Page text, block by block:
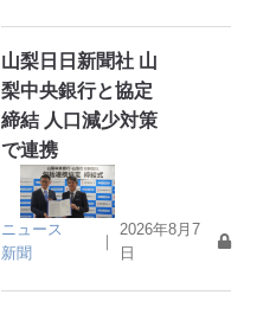
山梨日日新聞社 山
梨中央銀行と協定
締結 人口減少対策
で連携
ニュース
新聞
｜
2026年8月7
日